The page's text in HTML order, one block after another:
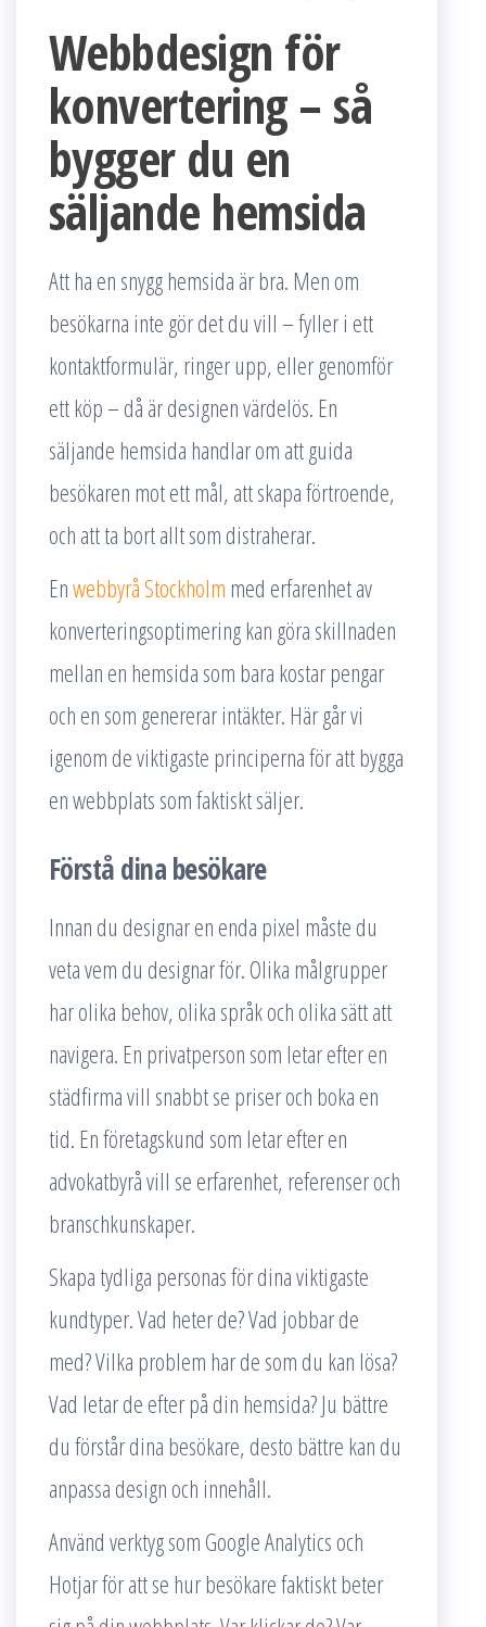
Webbdesign för
konvertering – så
bygger du en
säljande hemsida
Att ha en snygg hemsida är bra. Men om
besökarna inte gör det du vill – fyller i ett
kontaktformulär, ringer upp, eller genomför
ett köp – då är designen värdelös. En
säljande hemsida handlar om att guida
besökaren mot ett mål, att skapa förtroende,
och att ta bort allt som distraherar.
Enwebbyrå Stockholm med erfarenhet av
konverteringsoptimering kan göra skillnaden
mellan en hemsida som bara kostar pengar
och en som genererar intäkter. Här går vi
igenom de viktigaste principerna för att bygga
en webbplats som faktiskt säljer.
Förstå dina besökare
Innan du designar en enda pixel måste du
veta vem du designar för. Olika målgrupper
har olika behov, olika språk och olika sätt att
navigera. En privatperson som letar efter en
städfirma vill snabbt se priser och boka en
tid. En företagskund som letar efter en
advokatbyrå vill se erfarenhet, referenser och
branschkunskaper.
Skapa tydliga personas för dina viktigaste
kundtyper. Vad heter de? Vad jobbar de
med? Vilka problem har de som du kan lösa?
Vad letar de efter på din hemsida? Ju bättre
du förstår dina besökare, desto bättre kan du
anpassa design och innehåll.
Använd verktyg som Google Analytics och
Hotjar för att se hur besökare faktiskt beter